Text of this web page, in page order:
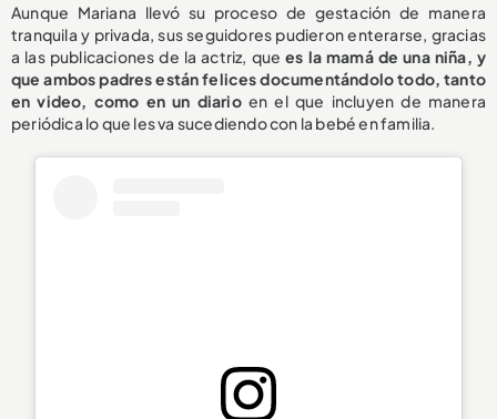
Aunque Mariana llevó su proceso de gestación de manera
tranquila y privada, sus seguidores pudieron enterarse, gracias
a las publicaciones de la actriz, quees la mamá de una niña, y
que ambos padres están felices documentándolo todo, tanto
en video, como en un diarioen el que incluyen de manera
periódica lo que les va sucediendo con la bebé en familia.